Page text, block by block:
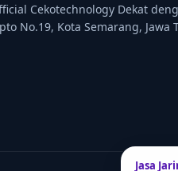
Jasa
Cekotechnology Dekat
No.19, Kota Semarang, Jawa